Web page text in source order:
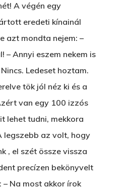
A végén egy
eredeti kínainál
azt mondta nejem: –
– Annyi eszem nekem is
Ledeset hoztam.
tök jól néz ki és a
van egy 100 izzós
lehet tudni, mekkora
legszebb az volt, hogy
, el szét össze vissza
precízen bekönyvelt
Na most akkor írok